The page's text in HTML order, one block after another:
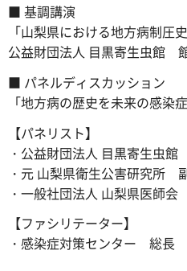
■ 基調講演
「山梨県における地方病制圧史
公益財団法人 目黒寄生虫館
■ パネルディスカッション
「地方病の歴史を未来の感染
【パネリスト】
・公益財団法人 目黒寄生虫
・元 山梨県衛生公害研究所
・一般社団法人 山梨県医師
【ファシリテーター】
・感染症対策センター 総長